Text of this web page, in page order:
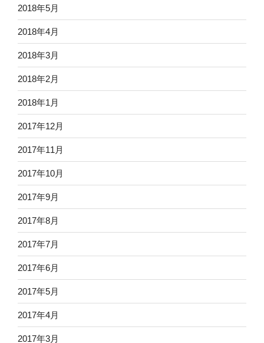
2018年5月
2018年4月
2018年3月
2018年2月
2018年1月
2017年12月
2017年11月
2017年10月
2017年9月
2017年8月
2017年7月
2017年6月
2017年5月
2017年4月
2017年3月